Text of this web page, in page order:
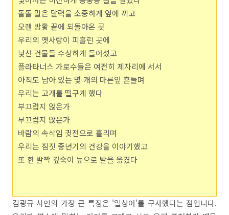
돌돌 말은 달력을 소중하게 옆에 끼고
오랜 방황 끝에 되돌아온 곳
우리의 옛사랑이 피흘린 곳에
낯선 건물들 수상하게 들어섰고
플라타너스 가로수들은 여전히 제자리에 서서
아직도 남아 있는 몇 개의 마른잎 흔들며
우리는 고개를 떨구게 했다
부끄럽지 않은가
부끄럽지 않은가
바람의 속삭임 귓전으로 흘리며
우리는 짐짓 중년기의 건강을 이야기했고
또 한 발짝 깊숙이 늪으로 발을 옮겼다
김광규 시인의 가장 큰 특징은 '일상어'를 구사했다는 점입니다.